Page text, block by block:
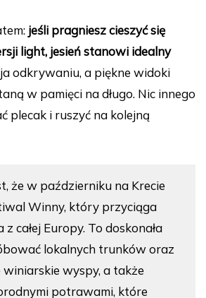
jeśli pragniesz cieszyć się
light, jesień stanowi idealny
odkrywaniu, a piękne widoki
w pamięci na długo. Nic innego
plecak i ruszyć na kolejną
że w październiku na Krecie
Winny, który przyciąga
całej Europy. To doskonała
lokalnych trunków oraz
wyspy, a także
potrawami, które